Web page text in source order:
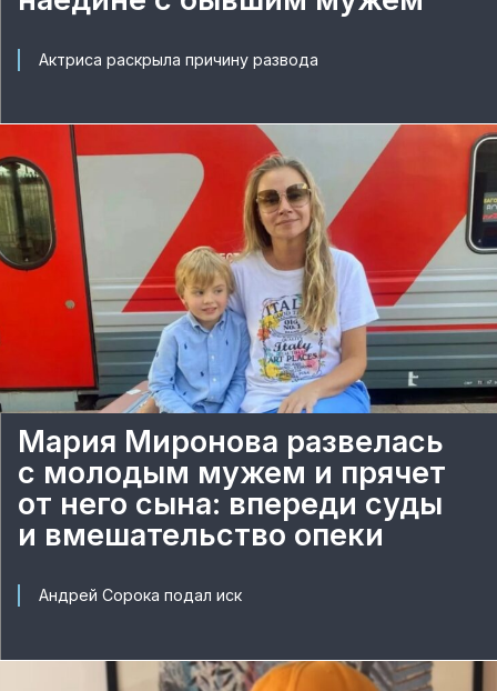
Актриса раскрыла причину развода
Мария Миронова развелась
с молодым мужем и прячет
от него сына: впереди суды
и вмешательство опеки
Андрей Сорока подал иск